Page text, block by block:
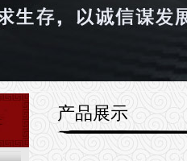
产品展示